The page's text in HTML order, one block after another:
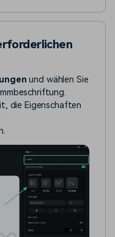
und wählen Sie
die Eigenschaften